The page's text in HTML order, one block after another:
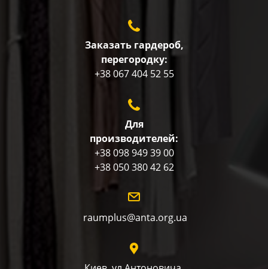
Заказать гардероб,
перегородку:
+38 067 404 52 55
Для
производителей:
+38 098 949 39 00
+38 050 380 42 62
raumplus@anta.org.ua